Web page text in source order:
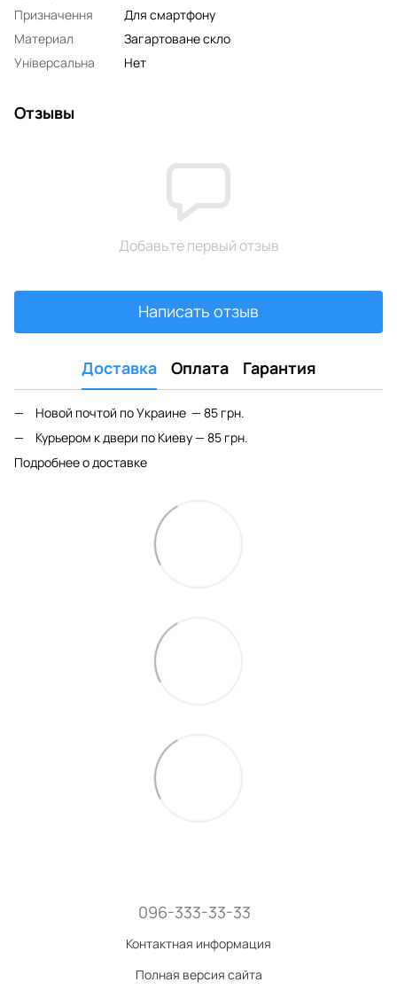
Призначення
Для смартфону
Материал
Загартоване скло
Універсальна
Нет
Отзывы
Добавьте первый отзыв
Написать отзыв
Доставка Оплата Гарантия
Новой почтой по Украине — 85 грн.
Курьером к двери по Киеву — 85 грн.
Подробнее о доставке
096-333-33-33
Контактная информация
Полная версия сайта